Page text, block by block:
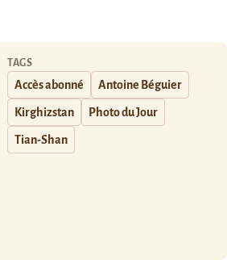
TAGS
Accès abonné Antoine Béguier
Kirghizstan Photo du Jour
Tian-Shan